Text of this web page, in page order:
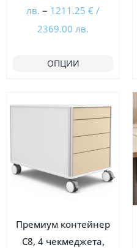
лв. – 1211.25€ /
2369.00лв.
лв.
through
1211.25 €
/
ОПЦИИ
Ограничена наличност
Премиум контейнер
C8, 4 чекмеджета,